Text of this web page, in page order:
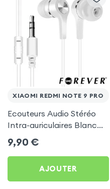
XIAOMI REDMI NOTE 9 PRO
Ecouteurs Audio Stéréo
Intra-auriculaires Blanc
by Forever pour Xiaomi
Redmi Note 9 Pro
9,90 €
AJOUTER